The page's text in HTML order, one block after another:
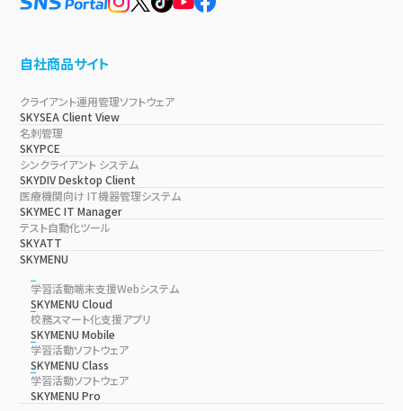
自社商品サイト
クライアント運用管理ソフトウェア
SKYSEA Client View
名刺管理
SKYPCE
シンクライアント システム
SKYDIV Desktop Client
医療機関向け IT機器管理システム
SKYMEC IT Manager
テスト自動化ツール
SKYATT
SKYMENU
学習活動端末支援Webシステム
SKYMENU Cloud
校務スマート化支援アプリ
SKYMENU Mobile
学習活動ソフトウェア
SKYMENU Class
学習活動ソフトウェア
SKYMENU Pro